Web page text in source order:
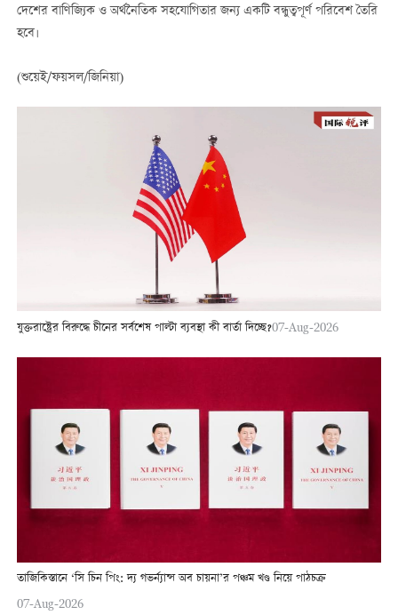
দেশের বাণিজ্যিক ও অর্থনৈতিক সহযোগিতার জন্য একটি বন্ধুত্বপূর্ণ পরিবেশ তৈরি
হবে।
(শুয়েই/ফয়সল/জিনিয়া)
যুক্তরাষ্ট্রের বিরুদ্ধে চীনের সর্বশেষ পাল্টা ব্যবস্থা কী বার্তা দিচ্ছে?07-Aug-2026
তাজিকিস্তানে ‘সি চিন পিং: দ্য গভর্ন্যান্স অব চায়না’র পঞ্চম খণ্ড নিয়ে পাঠচক্র
07-Aug-2026